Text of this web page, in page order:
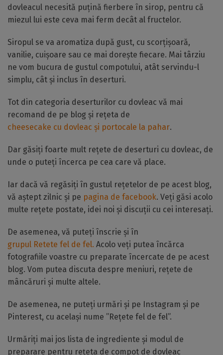
dovleacul necesită puțină fierbere în sirop, pentru că
miezul lui este ceva mai ferm decât al fructelor.
Siropul se va aromatiza după gust, cu scorțișoară,
vanilie, cuișoare sau ce mai dorește fiecare. Mai târziu
ne vom bucura de gustul compotului, atât servindu-l
simplu, cât și inclus în deserturi.
Tot din categoria deserturilor cu dovleac vă mai
recomand de pe blog și rețeta de
cheesecake cu dovleac și portocale la pahar.
Dar găsiți foarte mult rețete de deserturi cu dovleac, de
unde o puteți încerca pe cea care vă place.
Iar dacă vă regăsiți în gustul rețetelor de pe acest blog,
vă aștept zilnic și pe pagina de facebook. Veți găsi acolo
multe rețete postate, idei noi și discuții cu cei interesați.
De asemenea, vă puteți înscrie și în
grupul Retete fel de fel. Acolo veți putea încărca
fotografiile voastre cu preparate încercate de pe acest
blog. Vom putea discuta despre meniuri, rețete de
mâncăruri și multe altele.
De asemenea, ne puteți urmări și pe Instagram și pe
Pinterest, cu același nume ”Rețete fel de fel”.
Urmăriți mai jos lista de ingrediente și modul de
preparare pentru rețeta de compot de dovleac